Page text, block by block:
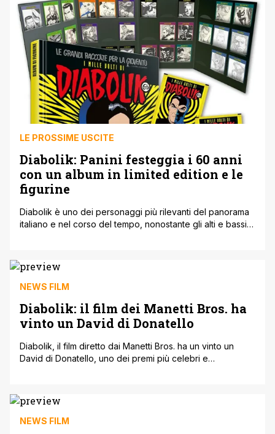
[']
LE PROSSIME USCITE
Diabolik: Panini festeggia i 60 anni
con un album in limited edition e le
figurine
Diabolik è uno dei personaggi più rilevanti del panorama
italiano e nel corso del tempo, nonostante gli alti e bassi
corsa per molti anni, non solo in edicola e fumetteria ma
anche al cinema. Infatti, successivamente alla [']
NEWS FILM
Diabolik: il film dei Manetti Bros. ha
vinto un David di Donatello
Diabolik, il film diretto dai Manetti Bros. ha un vinto un
David di Donatello, uno dei premi più celebri e
originale con il brano La profondità degli abissi realizzato
e cantato da Manuel Agnelli. Peccato per la mancanza di
altre riconoscenze, [']
NEWS FILM